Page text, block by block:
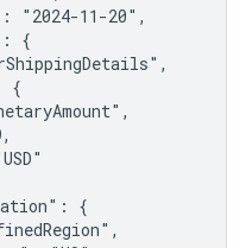
"2024-11-20",
{
{
{